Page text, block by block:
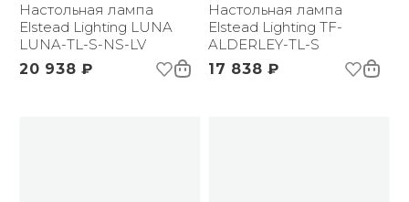
Настольная лампа
Elstead Lighting LUNA
LUNA-TL-S-NS-LV
20 938 ₽
Настольная лампа
Elstead Lighting TF-
ALDERLEY-TL-S
17 838 ₽